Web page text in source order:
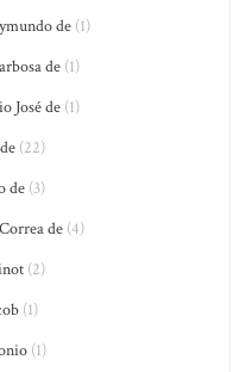
de (1)
de(1)
José de(1)
(22)
de(3)
de(4)
(2)
(1)
(1)